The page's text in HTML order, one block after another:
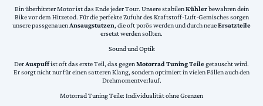
Ein überhitzter Motor ist das Ende jeder Tour. Unsere stabilenKühlerbewahren dein
Bike vor dem Hitzetod. Für die perfekte Zufuhr des Kraftstoff-Luft-Gemisches sorgen
unsere passgenauenAnsaugstutzen, die oft porös werden und durch neueErsatzteile
ersetzt werden sollten.
Sound und Optik
DerAuspuffist oft das erste Teil, das gegenMotorrad Tuning Teilegetauscht wird.
Er sorgt nicht nur für einen satteren Klang, sondern optimiert in vielen Fällen auch den
Drehmomentverlauf.
Motorrad Tuning Teile: Individualität ohne Grenzen